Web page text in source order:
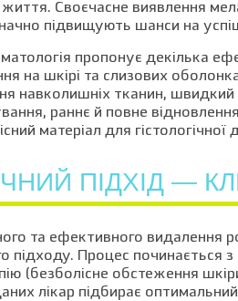
Своєчасне виявлення
підвищують шанси на
пропонує декілька
на шкірі та слизових
навколишніх тканин, швидкий
раннє й повне
матеріал для
ПІДХІД —
та ефективного видалення
підходу. Процес починається
(безболісне обстеження
лікар підбирає